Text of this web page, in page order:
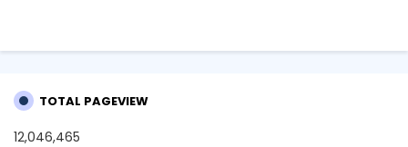
TOTAL PAGEVIEW
12,046,465